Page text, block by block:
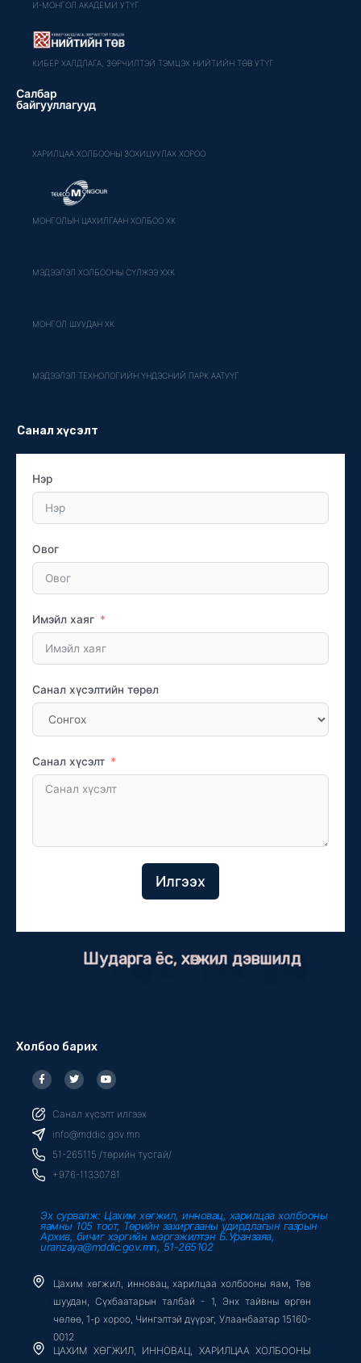
И-МОНГОЛ АКАДЕМИ УТҮГ
КИБЕР ХАЛДЛАГА, ЗӨРЧИЛТЭЙ ТЭМЦЭХ НИЙТИЙН ТӨВ УТҮГ
Салбар
байгууллагууд
ХАРИЛЦАА ХОЛБООНЫ ЗОХИЦУУЛАХ ХОРОО
МОНГОЛЫН ЦАХИЛГААН ХОЛБОО ХК
МЭДЭЭЛЭЛ ХОЛБООНЫ СҮЛЖЭЭ ХХК
МОНГОЛ ШУУДАН ХК
МЭДЭЭЛЭЛ ТЕХНОЛОГИЙН ҮНДЭСНИЙ ПАРК ААТУҮГ
Санал хүсэлт
Нэр
Овог
Имэйл хаяг
Санал хүсэлтийн төрөл
Санал хүсэлт
Илгээх
Шударга ёс, хөгжил дэвшилд
Холбоо барих
F
a
c
b
o
o
k
f
T
w
i
t
r
Y
o
u
u
e
Санал хүсэлт илгээх
info@mddic.gov.mn
51-265115 /төрийн тусгай/
+976-11330781
Эх сурвалж: Цахим хөгжил, инновац, харилцаа холбооны
яамны 105 тоот, Төрийн захиргааны удирдлагын газрын
Архив, бичиг хэргийн мэргэжилтэн Б.Уранзаяа,
uranzaya@mddic.gov.mn, 51-265102
Цахим хөгжил, инновац, харилцаа холбооны яам, Төв
шуудан, Сүхбаатарын талбай - 1, Энх тайвны өргөн
чөлөө, 1-р хороо, Чингэлтэй дүүрэг, Улаанбаатар 15160-
0012
ЦАХИМ ХӨГЖИЛ, ИННОВАЦ, ХАРИЛЦАА ХОЛБООНЫ